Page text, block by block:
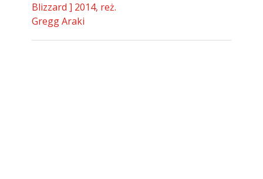
Blizzard ] 2014, reż.
Gregg Araki